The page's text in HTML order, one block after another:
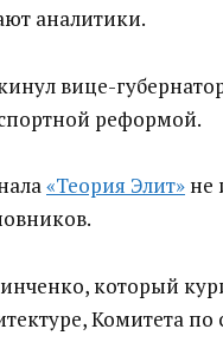
аналитики.
вице-
реформой.
«Теория Элит» не
, который
Комитета по